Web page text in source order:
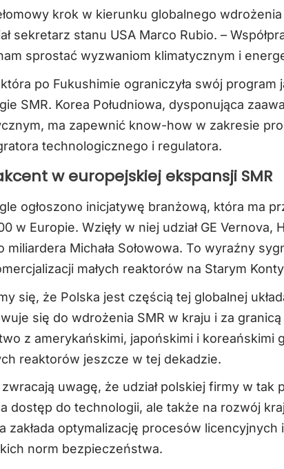
krok w kierunku globalnego
sekretarz stanu USA Marco Rubio. –
sprostać wyzwaniom klimatycznym i
po Fukushimie ograniczyła swój
SMR. Korea Południowa, dysponująca
ma zapewnić know-how w zakresie
technologicznego i regulatora.
w europejskiej ekspansji SMR
ogłoszono inicjatywę branżową, która ma
w Europie. Wzięły w niej udział GE Vernova,
miliardera Michała Sołowowa. To wyraźny
małych reaktorów na Starym
się, że Polska jest częścią tej globalnej
się do wdrożenia SMR w kraju i za granicą
z amerykańskimi, japońskimi i koreańskimi
reaktorów jeszcze w tej dekadzie.
uwagę, że udział polskiej firmy w
dostęp do technologii, ale także na rozwój
zakłada optymalizację procesów
norm bezpieczeństwa.